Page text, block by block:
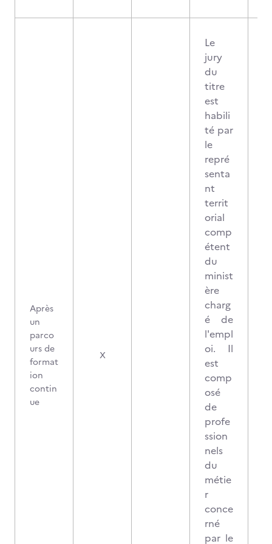
Après
un
parco
urs de
format
ion
contin
ue
X
Le
jury
du
titre
est
habili
té par
le
repré
senta
nt
territ
orial
comp
étent
du
minist
ère
charg
é de
l'empl
oi. Il
est
comp
osé
de
profe
ssion
nels
du
métie
r
conce
rné
par le